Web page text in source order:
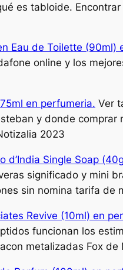
es tabloide.
Eau de Toilette (90ml)
online y los
en perfumeria. Ver
y donde
2023
d’India Single Soap
significado y mini
sin nomina tarifa de
Revive (10ml) en
funcionan los
metalizadas Fox de